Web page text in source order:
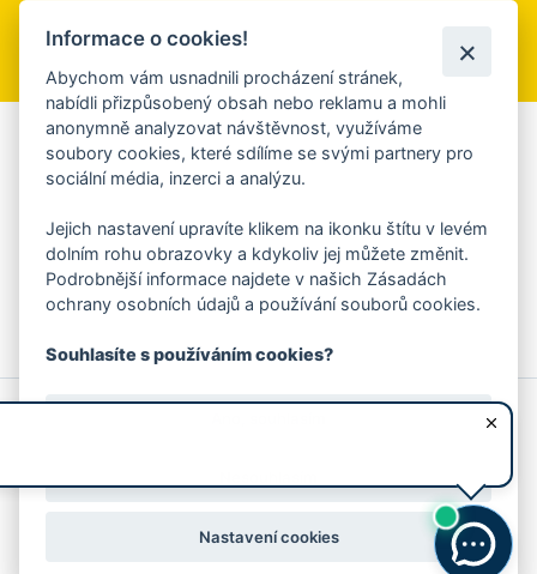
Přihlásit se k odběru
Aplikace Mobilní rozhlas
Chcete dostávat do svého mobilu či mailu upozornění na
ankety, pozvánky na kulturní a sportovní akce?
Více informací o aplikaci
© 2026 Magistrát města Zlína
Prohlášení o používání cookies
Informace o cookies!
Abychom vám usnadnili procházení stránek,
nabídli přizpůsobený obsah nebo reklamu a mohli
anonymně analyzovat návštěvnost, využíváme
soubory cookies, které sdílíme se svými partnery pro
sociální média, inzerci a analýzu.
Jejich nastavení upravíte klikem na ikonku štítu v levém
dolním rohu obrazovky a kdykoliv jej můžete změnit.
Podrobnější informace najdete v našich Zásadách
ochrany osobních údajů a používání souborů cookies.
Souhlasíte s používáním cookies?
Nastavení cookies